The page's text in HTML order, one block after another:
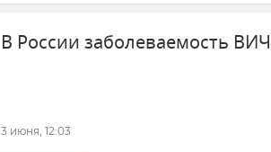
В России заболеваемость
3 июня, 12:03